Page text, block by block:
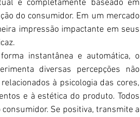
é completamente baseado em
do consumidor. Em um mercado
impressão impactante em seus
instantânea e automática, o
diversas percepções não
à psicologia das cores,
e à estética do produto. Todos
Se positiva, transmite a